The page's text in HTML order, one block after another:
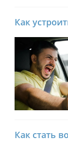
Как
Как стать